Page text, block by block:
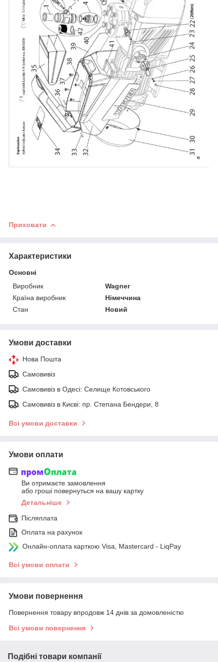
Приховати
Характеристики
Основні
Виробник
Wagner
Країна виробник
Німеччина
Стан
Новий
Умови доставки
Нова Пошта
Самовивіз
Самовивіз в Одесі: Селище Котовського
Самовивіз в Києві: пр. Степана Бендери, 8
Всі умови доставки
Умови оплати
Ви отримаєте замовлення
або гроші повернуться на вашу картку
Детальніше
Післяплата
Оплата на рахунок
Онлайн-оплата карткою Visa, Mastercard - LiqPay
Всі умови оплати
Умови повернення
Повернення товару впродовж 14 днів за домовленістю
Всі умови повернення
Подібні товари компанії